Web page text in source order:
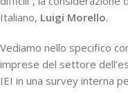
Italiano, Luigi Morello.
Vediamo nello specifico
imprese del settore
IEI in una survey interna